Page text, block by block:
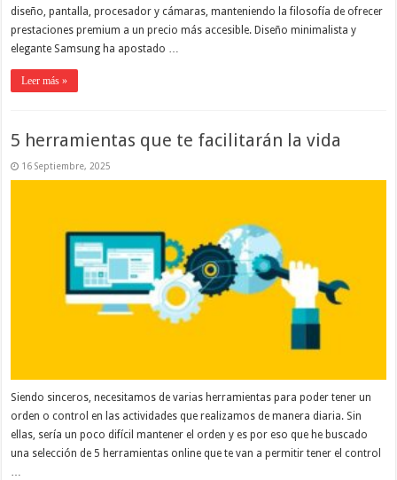
diseño, pantalla, procesador y cámaras, manteniendo la filosofía de ofrecer
prestaciones premium a un precio más accesible. Diseño minimalista y
elegante Samsung ha apostado …
Leer más »
5 herramientas que te facilitarán la vida
16 Septiembre, 2025
Siendo sinceros, necesitamos de varias herramientas para poder tener un
orden o control en las actividades que realizamos de manera diaria. Sin
ellas, sería un poco difícil mantener el orden y es por eso que he buscado
una selección de 5 herramientas online que te van a permitir tener el control
…